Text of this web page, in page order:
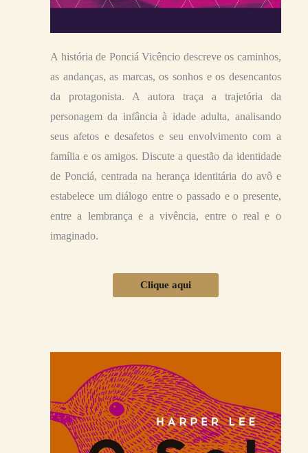
A história de Ponciá Vicêncio descreve os caminhos,
as andanças, as marcas, os sonhos e os desencantos
da protagonista. A autora traça a trajetória da
personagem da infância à idade adulta, analisando
seus afetos e desafetos e seu envolvimento com a
família e os amigos. Discute a questão da identidade
de Ponciá, centrada na herança identitária do avô e
estabelece um diálogo entre o passado e o presente,
entre a lembrança e a vivência, entre o real e o
imaginado.
Clique aqui